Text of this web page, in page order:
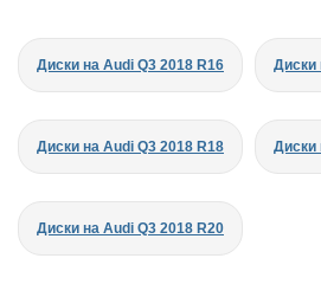
Диски на Audi Q3 2018 R16 Диски
Диски на Audi Q3 2018 R18 Диски
Диски на Audi Q3 2018 R20